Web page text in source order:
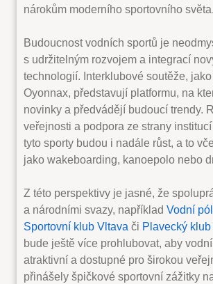
nárokům moderního sportovního světa.
Budoucnost vodních sportů je
s udržitelným rozvojem a integrací
technologií. Interklubové soutěže,
Oyonnax, představují platformu, na
novinky a předvádějí budoucí trendy.
veřejnosti a podpora ze strany
tyto sporty budou i nadále růst, a to
jako wakeboarding, kanoepolo nebo
Z této perspektivy je jasné, že
a národními svazy, například Vodní
Sportovní klub Vltava či Plavecký klub
bude ještě více prohlubovat, aby
atraktivní a dostupné pro širokou
přinášely špičkové sportovní zážitky